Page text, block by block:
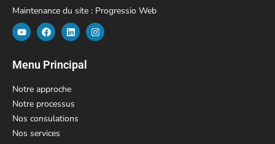
Maintenance du site : Progressio Web
Menu Principal
Notre approche
Notre processus
Nos consulations
Nos services